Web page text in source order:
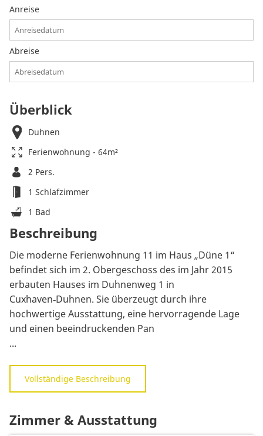
Anreise
Abreise
Überblick
Duhnen
Ferienwohnung - 64m²
2 Pers.
1 Schlafzimmer
1 Bad
Beschreibung
Die moderne Ferienwohnung 11 im Haus „Düne 1“
befindet sich im 2. Obergeschoss des im Jahr 2015
erbauten Hauses im Duhnenweg 1 in
Cuxhaven‑Duhnen. Sie überzeugt durch ihre
hochwertige Ausstattung, eine hervorragende Lage
und einen beeindruckenden Pan
...
Vollständige Beschreibung
Zimmer & Ausstattung